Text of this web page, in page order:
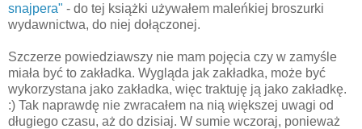
snajpera" - do tej książki używałem maleńkiej broszurki
wydawnictwa, do niej dołączonej.
Szczerze powiedziawszy nie mam pojęcia czy w zamyśle
miała być to zakładka. Wygląda jak zakładka, może być
wykorzystana jako zakładka, więc traktuję ją jako zakładkę.
:) Tak naprawdę nie zwracałem na nią większej uwagi od
długiego czasu, aż do dzisiaj. W sumie wczoraj, ponieważ